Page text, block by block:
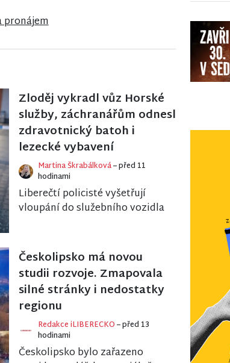
Zloděj vykradl vůz Horské
služby, záchranářům odnesl
zdravotnický batoh i
lezecké vybavení
Martina Škrabálková– před 11
hodinami
Liberečtí policisté vyšetřují
vloupání do služebního vozidla
Březinově ulici. Z...
Českolipsko má novou
studii rozvoje. Zmapovala
silné stránky i nedostatky
regionu
Redakce iLIBERECKO– před 13
hodinami
Českolipsko bylo zařazeno